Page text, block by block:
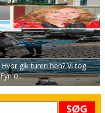
gik turen hen? Vi tog
o...
SØG